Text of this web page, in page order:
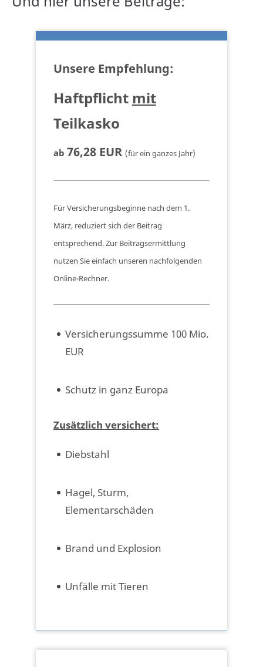
Unsere Empfehlung:
Haftpflicht mit
Teilkasko
ab 76,28 EUR (für ein ganzes Jahr)
Für Versicherungsbeginne nach dem 1.
März, reduziert sich der Beitrag
entsprechend. Zur Beitragsermittlung
nutzen Sie einfach unseren nachfolgenden
Online-Rechner.
Versicherungssumme 100 Mio.
EUR
Schutz in ganz Europa
Zusätzlich versichert:
Diebstahl
Hagel, Sturm,
Elementarschäden
Brand und Explosion
Unfälle mit Tieren